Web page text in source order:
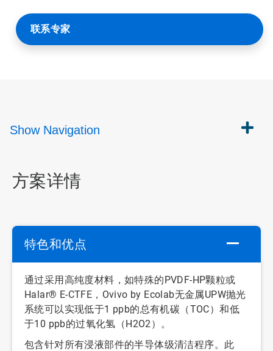
联系专家
Show Navigation
方案详情
特色和优点
通过采用高纯度材料，如特殊的PVDF-HP颗粒或
Halar® E-CTFE，Ovivo by Ecolab无金属UPW抛光
系统可以实现低于1 ppb的总有机碳（TOC）和低
于10 ppb的过氧化氢（H2O2）。
包含针对所有浸液部件的半导体级清洁程序。此